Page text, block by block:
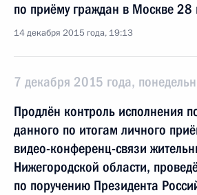
по приёму граждан в Москве
14 декабря 2015 года, 19:13
7 декабря 2015 года,
Продлён контроль исполнения
данного по итогам личного
видео-конференц-связи
Нижегородской области,
по поручению Президента